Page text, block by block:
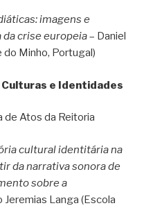
imagens e
crise europeia– Daniel
do Minho, Portugal)
Culturas e Identidades
de Atos da Reitoria
cultural identitária na
da narrativa sonora de
sobre a
Jeremias Langa (Escola